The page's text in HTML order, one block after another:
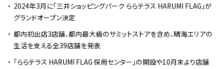
2024年3月に「三井ショッピングパーク ららテラス HARUMI FLAG」が
グランドオープン決定
都内初出店3店舗、都内最大級のサミットストアを含め、晴海エリアの
生活を支える全39店舗を発表
「ららテラス HARUMI FLAG 採用センター」の開設や10月末より店舗